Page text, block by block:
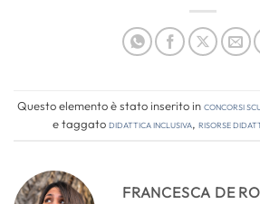
Questo elemento è stato inserito inConcorsi
e taggatodidattica inclusiva, risorse
FRANCESCA DE